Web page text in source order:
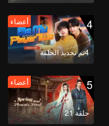
4
4تم تجديد الحلقة
أعضاء
5
حلقة 21
أعضاء